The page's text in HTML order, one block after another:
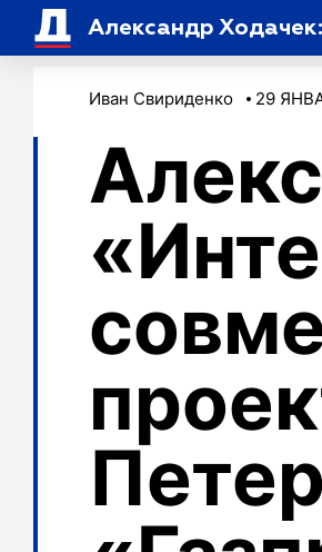
Александр
Иван Свириденко 29